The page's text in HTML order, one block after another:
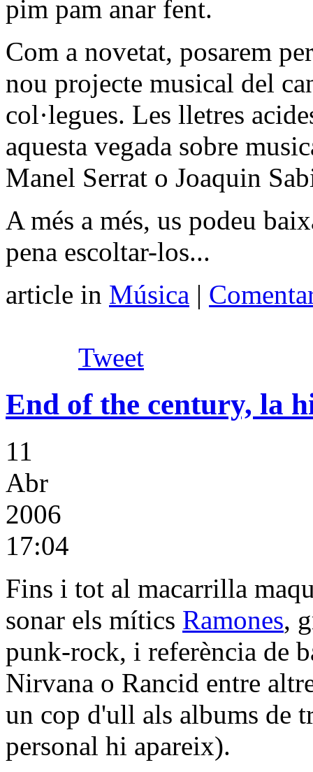
pim pam anar fent.
Com a novetat, posarem
nou projecte musical del
col·legues. Les lletres
aquesta vegada sobre
Manel Serrat o Joaquin
A més a més, us podeu
pena escoltar-los...
article in Música |
Tweet
End of the century, la
11
Abr
2006
17:04
Fins i tot al macarrilla
sonar els mítics Ramones,
punk-rock, i referència de
Nirvana o Rancid entre
un cop d'ull als albums de
personal hi apareix).